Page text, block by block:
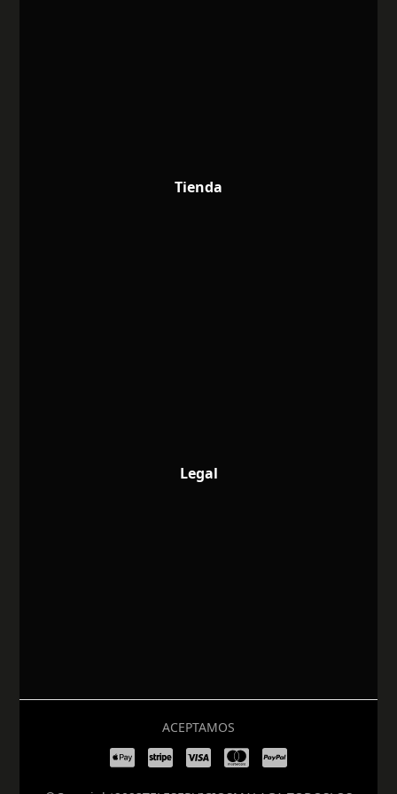
Tienda
Legal
ACEPTAMOS